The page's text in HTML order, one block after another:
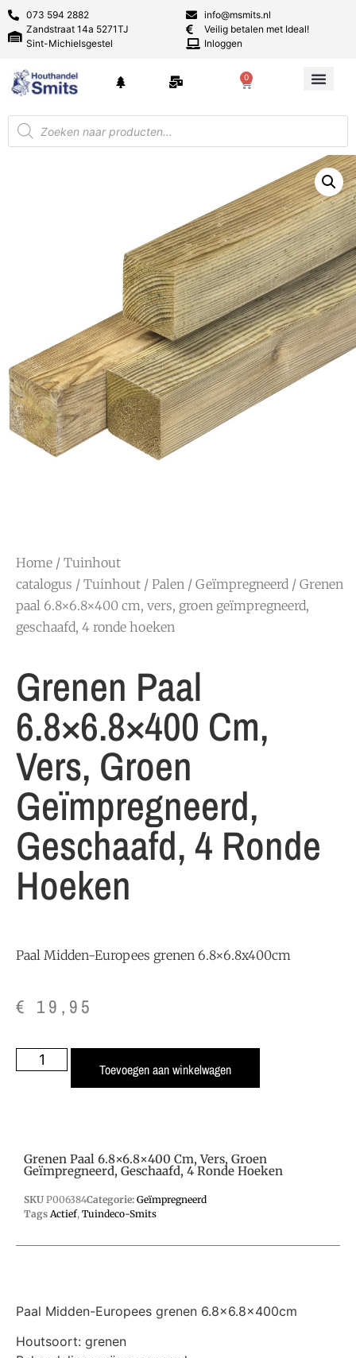
073 594 2882
Zandstraat 14a 5271TJ
Sint-Michielsgestel
info@msmits.nl
Veilig betalen met Ideal!
Inloggen
0
Home / Tuinhout
catalogus / Tuinhout / Palen / Geïmpregneerd / Grenen
paal 6.8×6.8×400 cm, vers, groen geïmpregneerd,
geschaafd, 4 ronde hoeken
Grenen Paal
6.8×6.8×400 Cm,
Vers, Groen
Geïmpregneerd,
Geschaafd, 4 Ronde
Hoeken
Paal Midden-Europees grenen 6.8×6.8x400cm
€ 19,95
Toevoegen aan winkelwagen
Grenen Paal 6.8×6.8×400 Cm, Vers, Groen
Geïmpregneerd, Geschaafd, 4 Ronde Hoeken
SKU P006384Categorie: Geïmpregneerd
Tags Actief, Tuindeco-Smits
Paal Midden-Europees grenen 6.8×6.8x400cm
Houtsoort: grenen